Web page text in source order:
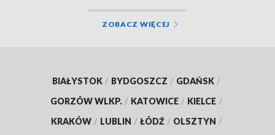
ZOBACZ WIĘCEJ
BIAŁYSTOK / BYDGOSZCZ / GDAŃSK /
GORZÓW WLKP. / KATOWICE / KIELCE /
KRAKÓW / LUBLIN / ŁÓDŹ / OLSZTYN /